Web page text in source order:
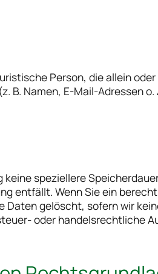
Person, die allein
B. Namen, E-Mail-Adressen
speziellere
entfällt. Wenn Sie ein
gelöscht, sofern wir
oder handelsrechtliche